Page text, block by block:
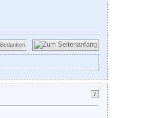
Bedanken
7